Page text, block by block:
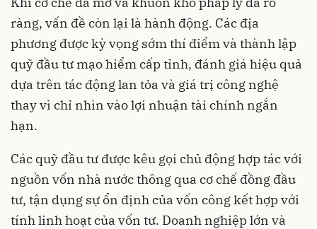
ràng, vấn đề còn lại là hành động. Các địa
phương được kỳ vọng sớm thí điểm và thành lập
quỹ đầu tư mạo hiểm cấp tỉnh, đánh giá hiệu quả
dựa trên tác động lan tỏa và giá trị công nghệ
thay vì chỉ nhìn vào lợi nhuận tài chính ngắn
hạn.
Các quỹ đầu tư được kêu gọi chủ động hợp tác với
nguồn vốn nhà nước thông qua cơ chế đồng đầu
tư, tận dụng sự ổn định của vốn công kết hợp với
tính linh hoạt của vốn tư. Doanh nghiệp lớn và